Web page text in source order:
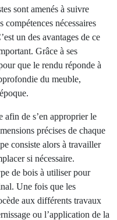
sont amenés à suivre
nécessaires
un des avantages de ce
Grâce à ses
que le rendu réponde à
du meuble,
afin de s’en approprier le
précises de chaque
consiste alors à travailler
si nécessaire.
de bois à utiliser pour
Une fois que les
aux différents travaux
ou l’application de la